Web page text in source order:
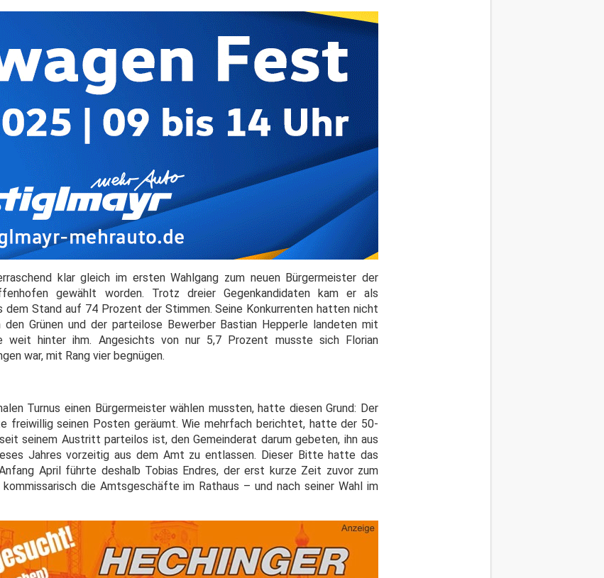
klar gleich im ersten Wahlgang zum neuen Bürgermeister der
gewählt worden. Trotz dreier Gegenkandidaten kam er als
dem Stand auf 74 Prozent der Stimmen. Seine Konkurrenten hatten nicht
den Grünen und der parteilose Bewerber Bastian Hepperle landeten mit
weit hinter ihm. Angesichts von nur 5,7 Prozent musste sich Florian
war, mit Rang vier begnügen.
Turnus einen Bürgermeister wählen mussten, hatte diesen Grund: Der
freiwillig seinen Posten geräumt. Wie mehrfach berichtet, hatte der 50-
seinem Austritt parteilos ist, den Gemeinderat darum gebeten, ihn aus
Jahres vorzeitig aus dem Amt zu entlassen. Dieser Bitte hatte das
April führte deshalb Tobias Endres, der erst kurze Zeit zuvor zum
die Amtsgeschäfte im Rathaus – und nach seiner Wahl im